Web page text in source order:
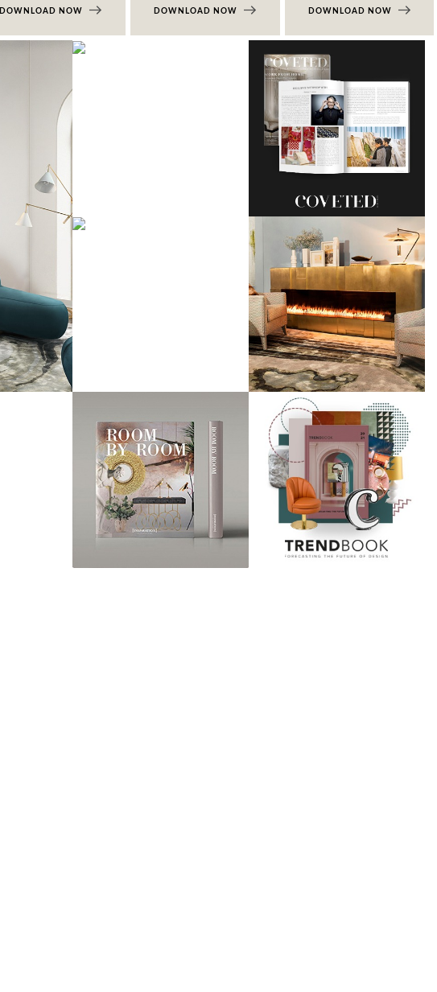
DOWNLOAD NOW DOWNLOAD NOW DOWNLOAD NOW